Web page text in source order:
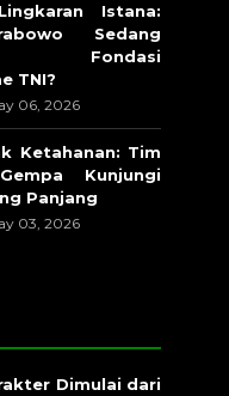
Istana:
Sedang
Fondasi
TNI?
06, 2026
Ketahanan: Tim
Kunjungi
Panjang
03, 2026
Dimulai dari